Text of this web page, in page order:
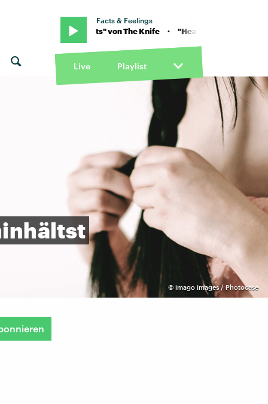
Facts & Feelings
"Heartbeats" von The Knife · "Heartbeats" von The Knife
Live Playlist
© imago images / Photocase